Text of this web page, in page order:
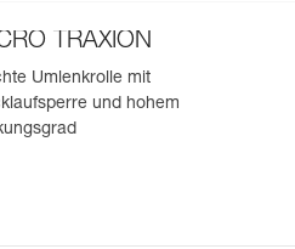
TRAXION
Umlenkrolle mit
und hohem